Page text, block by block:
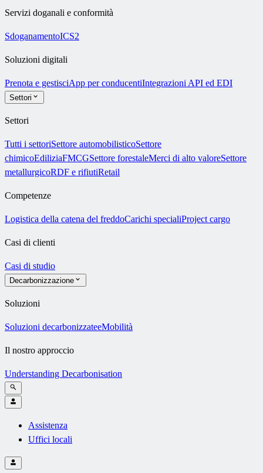
Servizi doganali e conformità
SdoganamentoICS2
Soluzioni digitali
Prenota e gestisciApp per conducentiIntegrazioni API ed EDI
Settori
Settori
Tutti i settoriSettore automobilisticoSettore
chimicoEdiliziaFMCGSettore forestaleMerci di alto valoreSettore
metallurgicoRDF e rifiutiRetail
Competenze
Logistica della catena del freddoCarichi specialiProject cargo
Casi di clienti
Casi di studio
Decarbonizzazione
Soluzioni
Soluzioni decarbonizzateeMobilità
Il nostro approccio
Understanding Decarbonisation
Assistenza
Uffici locali